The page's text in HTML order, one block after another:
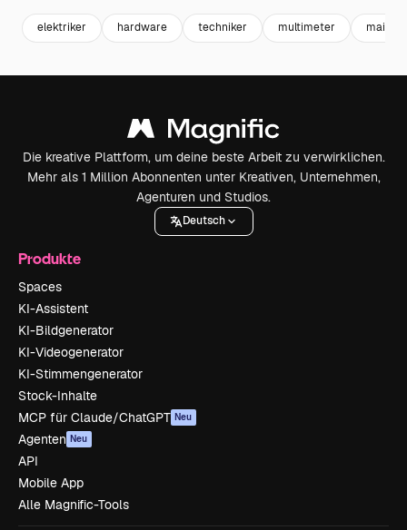
elektriker hardware techniker multimeter
Die kreative Plattform, um deine beste Arbeit zu verwirklichen.
Mehr als 1 Million Abonnenten unter Kreativen, Unternehmen,
Agenturen und Studios.
Deutsch
Produkte
Spaces
KI-Assistent
KI-Bildgenerator
KI-Videogenerator
KI-Stimmengenerator
Stock-Inhalte
MCP für Claude/ChatGPT Neu
Agenten Neu
API
Mobile App
Alle Magnific-Tools